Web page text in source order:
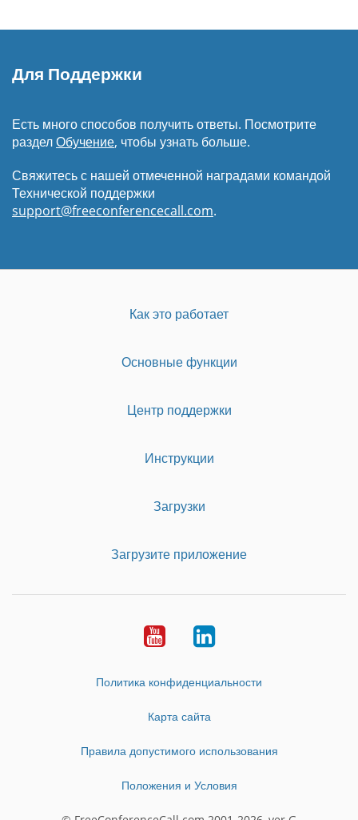
Для Поддержки
Есть много способов получить ответы. Посмотрите
разделОбучение, чтобы узнать больше.
Свяжитесь с нашей отмеченной наградами командой
Технической поддержки
support@freeconferencecall.com.
Как это работает
Основные функции
Центр поддержки
Инструкции
Загрузки
Загрузите приложение
YoutubeLinkedIn
Политика конфиденциальности
Карта сайта
Правила допустимого использования
Положения и Условия